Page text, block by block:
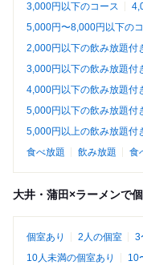
3,000円以下のコース
5,000円〜8,000円以下の
2,000円以下の飲み放題付
3,000円以下の飲み放題付
4,000円以下の飲み放題付
5,000円以下の飲み放題付
5,000円以上の飲み放題付
食べ放題
飲み放題 食
大井・蒲田×ラーメンで
個室あり 2人の個室 3
10人未満の個室あり
10